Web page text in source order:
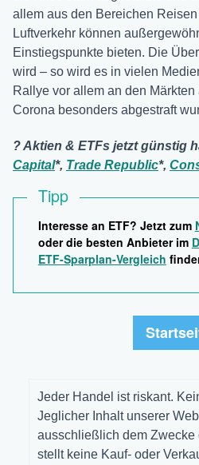
allem aus den Bereichen
Luftverkehr können
Einstiegspunkte bieten. Die
wird – so wird es in vielen
Rallye vor allem an den
Corona besonders abgestraft
? Aktien & ETFs jetzt günstig
Capital*, Trade Republic*,
Tipp
Interesse an ETF? Jetzt zum
oder die besten Anbieter im
ETF-Sparplan-Vergleich
Jeder Handel ist riskant.
Jeglicher Inhalt unserer
ausschließlich dem Zwecke
stellt keine Kauf- oder